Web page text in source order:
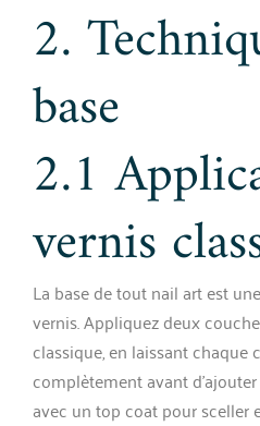
2.
base
2.1
vernis
La base de tout nail art est
vernis. Appliquez deux
classique, en laissant chaque
complètement avant
avec un top coat pour sceller